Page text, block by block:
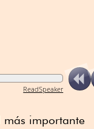
ReadSpeaker
importante